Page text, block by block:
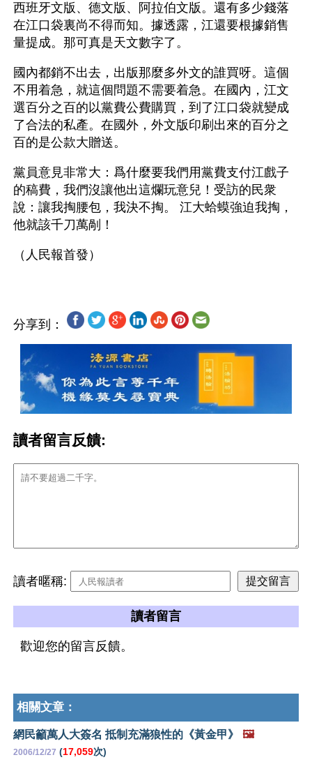
西班牙文版、德文版、阿拉伯文版。還有多少錢落
在江口袋裏尚不得而知。據透露，江還要根據銷售
量提成。那可真是天文數字了。
國內都銷不出去，出版那麼多外文的誰買呀。這個
不用着急，就這個問題不需要着急。在國內，江文
選百分之百的以黨費公費購買，到了江口袋就變成
了合法的私產。在國外，外文版印刷出來的百分之
百的是公款大贈送。
黨員意見非常大：爲什麼要我們用黨費支付江戲子
的稿費，我們沒讓他出這爛玩意兒！受訪的民衆
說：讓我掏腰包，我決不掏。 江大蛤蟆強迫我掏，
他就該千刀萬剮！
分享到：
讀者留言反饋:
讀者暱稱:
讀者留言
歡迎您的留言反饋。
相關文章：
網民籲萬人大簽名 抵制充滿狼性的《黃金甲》 🖼️
2006/12/27 (17,059次)